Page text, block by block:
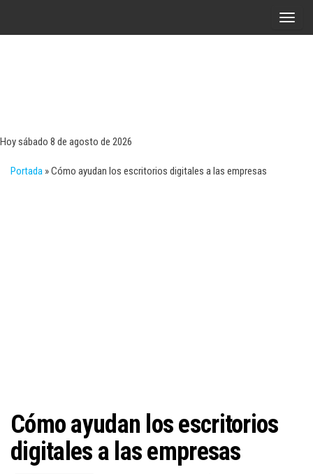
A
Hoy sábado 8 de agosto de 2026
Portada »Cómo ayudan los escritorios digitales a las empresas
Cómo ayudan los escritorios
digitales a las empresas